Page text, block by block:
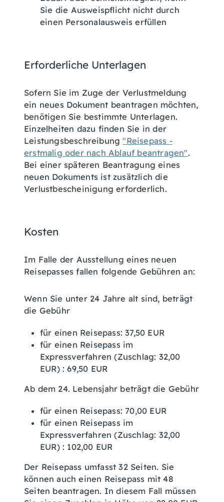
Sie die Ausweispflicht nicht durch
einen Personalausweis erfüllen
Erforderliche Unterlagen
Sofern Sie im Zuge der Verlustmeldung
ein neues Dokument beantragen möchten,
benötigen Sie bestimmte Unterlagen.
Einzelheiten dazu finden Sie in der
Leistungsbeschreibung"Reisepass -
erstmalig oder nach Ablauf beantragen".
Bei einer späteren Beantragung eines
neuen Dokuments ist zusätzlich die
Verlustbescheinigung erforderlich.
Kosten
Im Falle der Ausstellung eines neuen
Reisepasses fallen folgende Gebühren an:
Wenn Sie unter 24 Jahre alt sind, beträgt
die Gebühr
für einen Reisepass: 37,50 EUR
für einen Reisepass im
Expressverfahren (Zuschlag: 32,00
EUR) : 69,50 EUR
Ab dem 24. Lebensjahr beträgt die Gebühr
für einen Reisepass: 70,00 EUR
für einen Reisepass im
Expressverfahren (Zuschlag: 32,00
EUR) : 102,00 EUR
Der Reisepass umfasst 32 Seiten. Sie
können auch einen Reisepass mit 48
Seiten beantragen. In diesem Fall müssen